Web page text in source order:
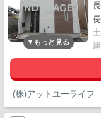
(株)アットユーライフ